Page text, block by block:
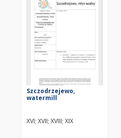
Szczodrzejewo,
watermill
XVI XVII XVIII XIX